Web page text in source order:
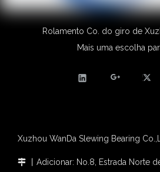
Rolamento Co. do giro de
Mais uma escolha
Xuzhou WanDa Slewing Bearing
 丨Adicionar: No.8, Estrada Norte